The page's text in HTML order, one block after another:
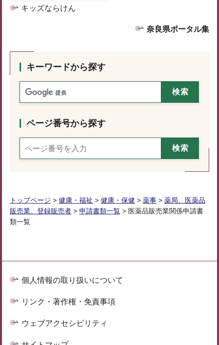
キッズならけん
奈良県ポータル集
キーワードから探す
ページ番号から探す
トップページ > 健康・福祉 > 健康・保健 > 薬事 > 薬局、医薬品
販売業、登録販売者 > 申請書類一覧 > 医薬品販売業関係申請書
類一覧
個人情報の取り扱いについて
リンク・著作権・免責事項
ウェブアクセシビリティ